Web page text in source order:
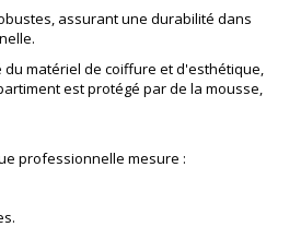
assurant une durabilité dans
du matériel de coiffure et d'esthétique,
est protégé par de la mousse,
professionnelle mesure :
.